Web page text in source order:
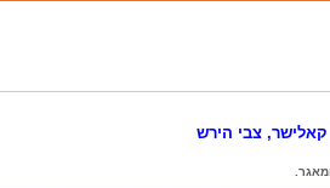
קאלישר, צבי הירש